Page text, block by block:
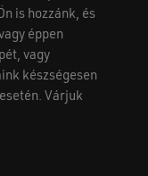
is hozzánk, és
éppen
vagy
készségesen
Várjuk